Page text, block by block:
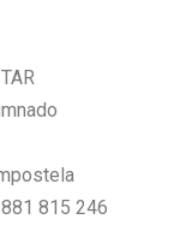
815 246